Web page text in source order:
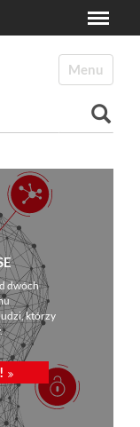
Toggle
dwóch
którzy